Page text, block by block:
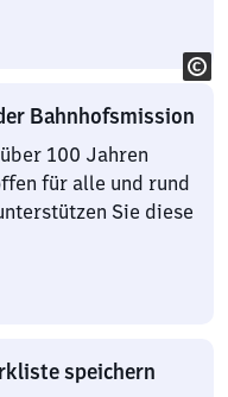
Bahnhofsmission
100 Jahren
für alle und rund
Sie diese
speichern